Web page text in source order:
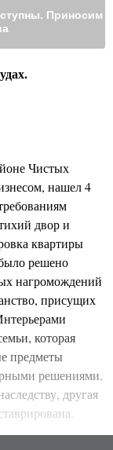
Приносим
Чистых
нашел 4
двор и
квартиры
решено
нагромождений
присущих
которая
предметы
решениями.
другая